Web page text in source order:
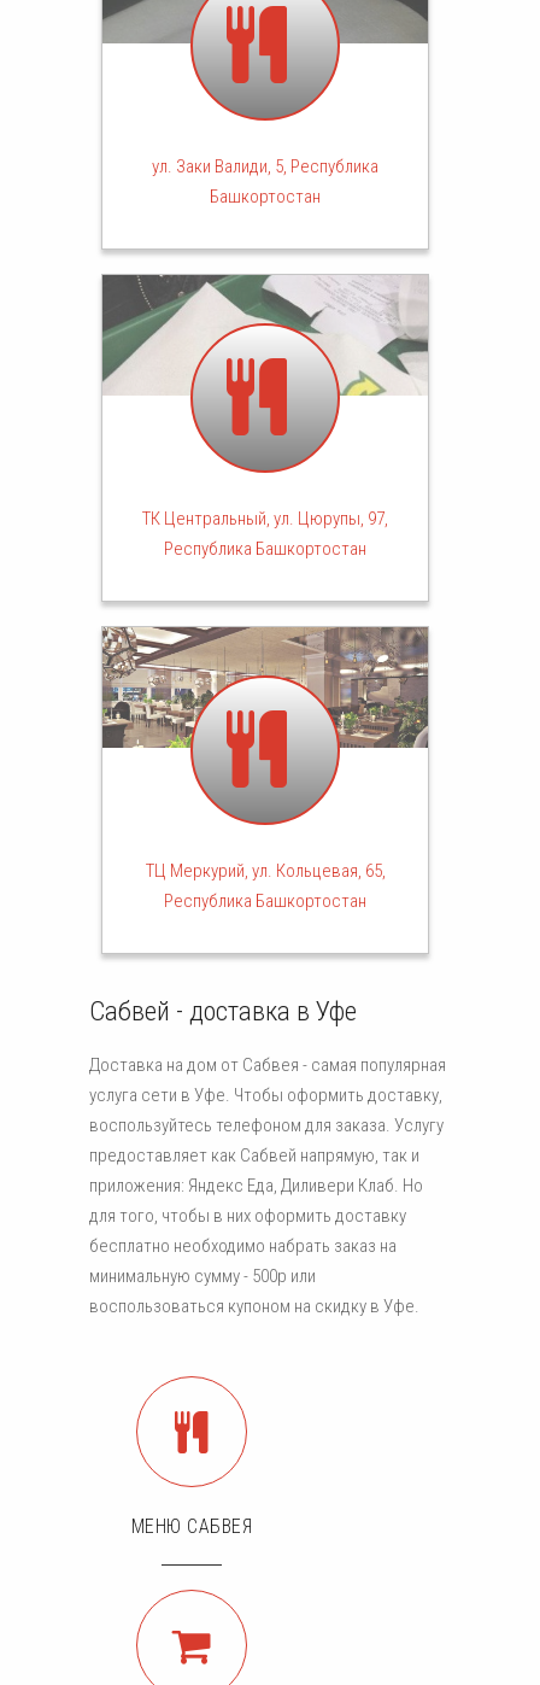
ул. Заки Валиди, 5, Республика
Башкортостан
ТК Центральный, ул. Цюрупы, 97,
Республика Башкортостан
ТЦ Меркурий, ул. Кольцевая, 65,
Республика Башкортостан
Сабвей - доставка в Уфе
Доставка на дом от Сабвея - самая популярная
услуга сети в Уфе. Чтобы оформить доставку,
воспользуйтесь телефоном для заказа. Услугу
предоставляет как Сабвей напрямую, так и
приложения: Яндекс Еда, Диливери Клаб. Но
для того, чтобы в них оформить доставку
бесплатно необходимо набрать заказ на
минимальную сумму - 500р или
воспользоваться купоном на скидку в Уфе.
МЕНЮ САБВЕЯ